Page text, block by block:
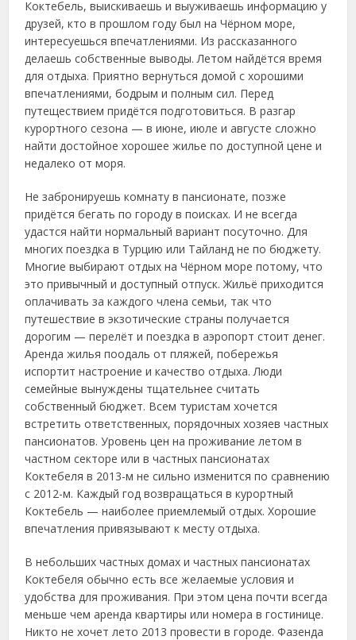
Коктебель, выискиваешь и выуживаешь информацию у
друзей, кто в прошлом году был на Чёрном море,
интересуешься впечатлениями. Из рассказанного
делаешь собственные выводы. Летом найдётся время
для отдыха. Приятно вернуться домой с хорошими
впечатлениями, бодрым и полным сил. Перед
путеществием придётся подготовиться. В разгар
курортного сезона — в июне, июле и августе сложно
найти достойное хорошее жилье по доступной цене и
недалеко от моря.
Не забронируешь комнату в пансионате, позже
придётся бегать по городу в поисках. И не всегда
удастся найти нормальный вариант посуточно. Для
многих поездка в Турцию или Тайланд не по бюджету.
Многие выбирают отдых на Чёрном море потому, что
это привычный и доступный отпуск. Жильё приходится
оплачивать за каждого члена семьи, так что
путешествие в экзотические страны получается
дорогим — перелёт и поездка в аэропорт стоит денег.
Аренда жилья поодаль от пляжей, побережья
испортит настроение и качество отдыха. Люди
семейные вынуждены тщательнее считать
собственный бюджет. Всем туристам хочется
встретить ответственных, порядочных хозяев частных
пансионатов. Уровень цен на проживание летом в
частном секторе или в частных пансионатах
Коктебеля в 2013-м не сильно изменится по сравнению
с 2012-м. Каждый год возвращаться в курортный
Коктебель — наиболее приемлемый отдых. Хорошие
впечатления привязывают к месту отдыха.
В небольших частных домах и частных пансионатах
Коктебеля обычно есть все желаемые условия и
удобства для проживания. При этом цена почти всегда
меньше чем аренда квартиры или номера в гостинице.
Никто не хочет лето 2013 провести в городе. Фазенда